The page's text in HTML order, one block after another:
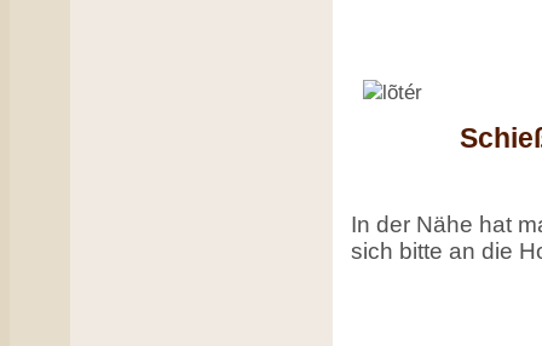
In der Nähe hat
sich bitte an die